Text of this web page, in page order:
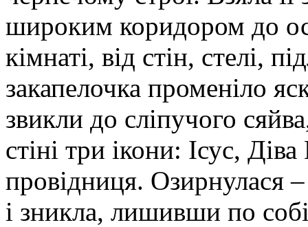
широким коридором до
кімнаті, від стін, стелі,
закапелочка променіло
звикли до сліпучого
стіні три ікони: Ісус,
провідниця. Озирнулася
і зникла, лишивши по собі